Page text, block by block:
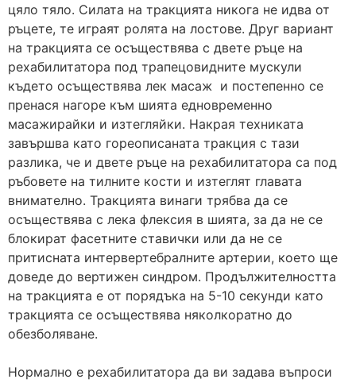
цяло тяло. Силата на тракцията никога не идва от
ръцете, те играят ролята на лостове. Друг вариант
на тракцията се осъществява с двете ръце на
рехабилитатора под трапецовидните мускули
където осъществява лек масаж и постепенно се
пренася нагоре към шията едновременно
масажирайки и изтегляйки. Накрая техниката
завършва като гореописаната тракция с тази
разлика, че и двете ръце на рехабилитатора са под
ръбовете на тилните кости и изтеглят главата
внимателно. Тракцията винаги трябва да се
осъществява с лека флексия в шията, за да не се
блокират фасетните ставички или да не се
притисната интервертебралните артерии, което ще
доведе до вертижен синдром. Продължителността
на тракцията е от порядъка на 5-10 секунди като
тракцията се осъществява няколкоратно до
обезболяване.
Нормално е рехабилитатора да ви задава въпроси